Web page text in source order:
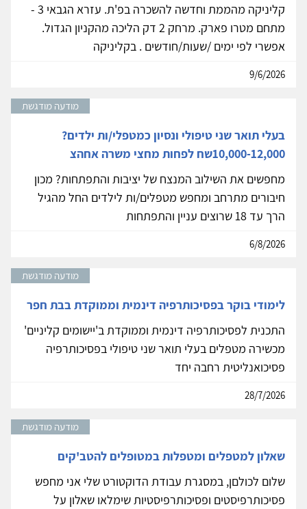
קליניקה מהממת וחדשה להשכרה בפ'ת. עזרא הגבאי 3 -
מתחם מטרו פארק. מרחק 2 דק הליכה מהקניון הגדול.
אפשרי לפי ימים /שעות/חודשים . בקליניקה
9/6/2026
מודעה מודגשת
בעלי תואר שני טיפולי ונסיון כמטפלי/ות ילדים?
10,000-12,000שח לפחות מחצי משרה אחהצ
מחפשים את השילוב המנצח של יציבות והתפתחות? מכון
חיבורים מתרחב ומחפש מטפלים/ות לילדים החל מהגיל
הרך עד 18 שרוצים עניין והתפתחות
6/8/2026
מודעה מודגשת
לימודי בוקר בפסיכותרפיה דינמית וממוקדת בבת חפר
התכנית לפסיכותרפיה דינמית וממוקדת ב'יישומים קליניים'
מכשירה מטפלים בעלי תואר שני טיפולי בפסיכותרפיה
פסיכואנליטית רחבה יחד
28/7/2026
מודעה מודגשת
שאלון למטפלים ומטפלות במטופלים להטב'קים
שלום לכולםן, במסגרת עבודת הדוקטורט שלי אני מחפש
פסיכותרפיסטים ופסיכותרפיסטיות שימלאו שאלון על